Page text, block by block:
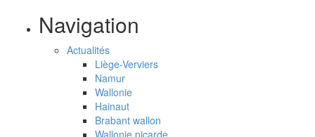
Navigation
Actualités
Liège-Verviers
Namur
Wallonie
Hainaut
Brabant wallon